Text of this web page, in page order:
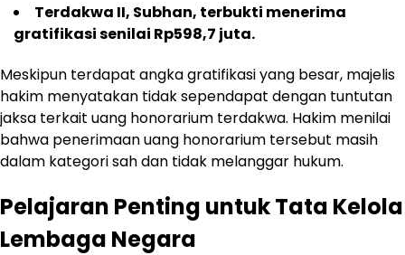
Terdakwa II, Subhan, terbukti menerima
gratifikasi senilai Rp598,7 juta.
Meskipun terdapat angka gratifikasi yang besar, majelis
hakim menyatakan tidak sependapat dengan tuntutan
jaksa terkait uang honorarium terdakwa. Hakim menilai
bahwa penerimaan uang honorarium tersebut masih
dalam kategori sah dan tidak melanggar hukum.
Pelajaran Penting untuk Tata Kelola
Lembaga Negara